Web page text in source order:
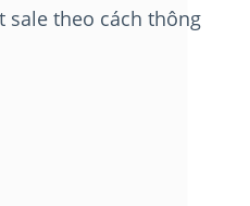
sale theo cách thông